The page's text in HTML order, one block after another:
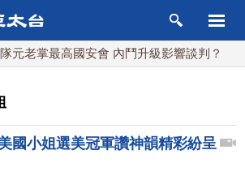
老掌最高國安會 內鬥升級影響談判？
國小姐選美冠軍讚神韻精彩紛呈